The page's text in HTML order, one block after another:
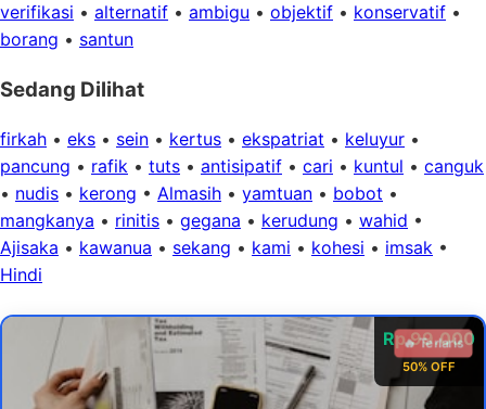
verifikasi • alternatif • ambigu • objektif • konservatif •
borang • santun
Sedang Dilihat
firkah • eks • sein • kertus • ekspatriat • keluyur •
pancung • rafik • tuts • antisipatif • cari • kuntul • canguk
• nudis • kerong • Almasih • yamtuan • bobot •
mangkanya • rinitis • gegana • kerudung • wahid •
Ajisaka • kawanua • sekang • kami • kohesi • imsak •
Hindi
Rp 99.000
50% OFF
🔥 Terlaris